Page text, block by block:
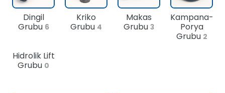
Dingil
Grubu 6
Kriko
Grubu 4
Makas
Grubu 3
Kampana-
Porya
Grubu 2
Hidrolik Lift
Grubu 0